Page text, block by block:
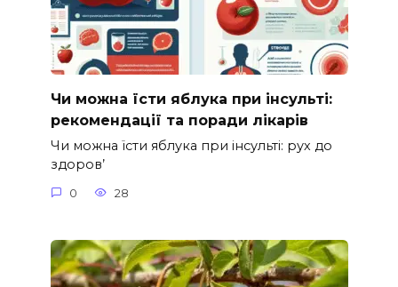
Чи можна їсти яблука при інсульті:
рекомендації та поради лікарів
Чи можна їсти яблука при інсульті: рух до
здоров’
0 28